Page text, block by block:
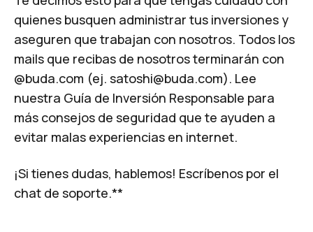
quienes busquen administrar tus inversiones y
aseguren que trabajan con nosotros. Todos los
mails que recibas de nosotros terminarán con
@buda.com (ej. satoshi@buda.com). Lee
nuestra Guía de Inversión Responsable para
más consejos de seguridad que te ayuden a
evitar malas experiencias en internet.
¡Si tienes dudas, hablemos! Escríbenos por el
chat de soporte.**